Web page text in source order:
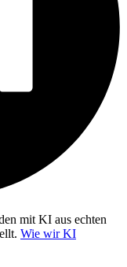
mit KI aus echten
Wie wir KI